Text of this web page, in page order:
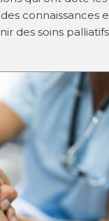
connaissances
des soins palliatifs